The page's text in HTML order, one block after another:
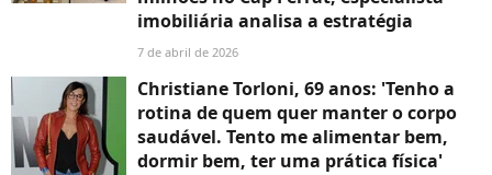
imobiliária analisa a estratégia
7 de abril de 2026
Christiane Torloni, 69 anos: 'Tenho a
rotina de quem quer manter o corpo
saudável. Tento me alimentar bem,
dormir bem, ter uma prática física'